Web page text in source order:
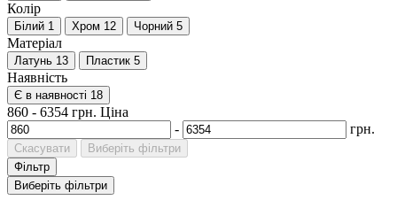
Колір
Білий 1 Хром 12 Чорний 5
Матеріал
Латунь 13 Пластик 5
Наявність
Є в наявності 18
860 - 6354 грн. Ціна
-
грн.
Скасувати
Виберіть фільтри
Фільтр
Виберіть фільтри